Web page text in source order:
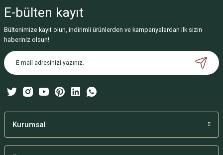
Görüş ve önerileriniz için teşekkür ederiz.
Ürün resmi kalitesiz, bozuk veya görüntülenemiyor.
Ürün açıklamasında eksik bilgiler bulunuyor.
Ürün bilgilerinde hatalar bulunuyor.
Bu ürüne benzer farklı alternatifler olmalı.
E-bülten kayıt
Bültenimize kayıt olun, indirimli ürünlerden ve kampanyalardan ilk sizin
haberiniz olsun!
Kurumsal